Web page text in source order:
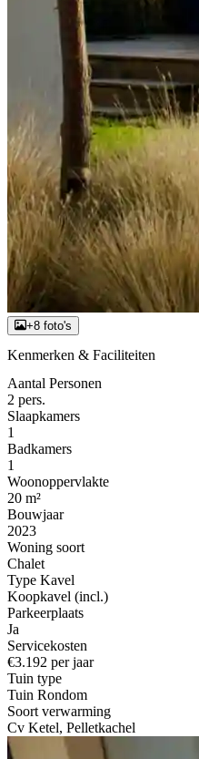
+8 foto's
Kenmerken & Faciliteiten
Aantal Personen
2 pers.
Slaapkamers
1
Badkamers
1
Woonoppervlakte
20 m²
Bouwjaar
2023
Woning soort
Chalet
Type Kavel
Koopkavel (incl.)
Parkeerplaats
Ja
Servicekosten
€3.192 per jaar
Tuin type
Tuin Rondom
Soort verwarming
Cv Ketel, Pelletkachel